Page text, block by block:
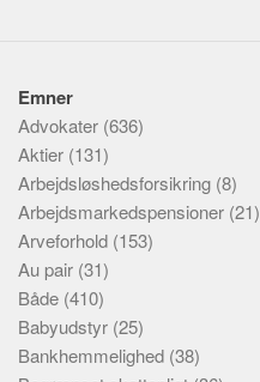
Emner
Advokater (636)
Aktier (131)
Arbejdsløshedsforsikring (8)
Arbejdsmarkedspensioner (21)
Arveforhold (153)
Au pair (31)
Både (410)
Babyudstyr (25)
Bankhemmelighed (38)